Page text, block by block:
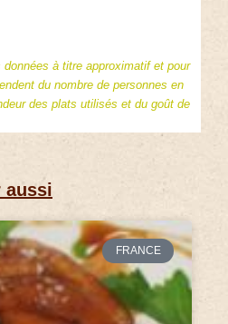
à titre approximatif et pour
du nombre de personnes en
des plats utilisés et du goût de
aussi
FRANCE